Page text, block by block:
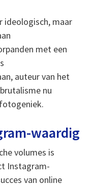
ideologisch, maar
met een
auteur van het
nu
waardig
volumes is
Instagram-
van online